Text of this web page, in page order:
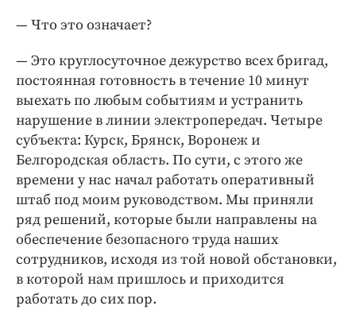
— Что это означает?
— Это круглосуточное дежурство всех бригад,
постоянная готовность в течение 10 минут
выехать по любым событиям и устранить
нарушение в линии электропередач. Четыре
субъекта: Курск, Брянск, Воронеж и
Белгородская область. По сути, с этого же
времени у нас начал работать оперативный
штаб под моим руководством. Мы приняли
ряд решений, которые были направлены на
обеспечение безопасного труда наших
сотрудников, исходя из той новой обстановки,
в которой нам пришлось и приходится
работать до сих пор.